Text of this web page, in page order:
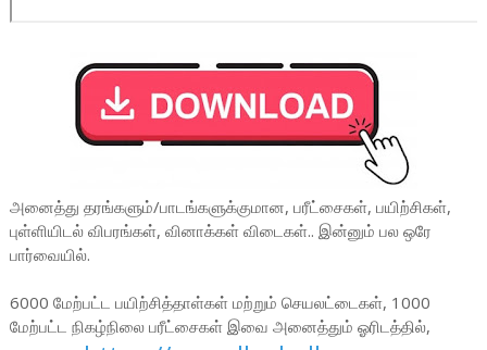
அனைத்து தரங்களும்/பாடங்களுக்குமான, பரீட்சைகள், பயிற்சிகள்,
புள்ளியிடல் விபரங்கள், வினாக்கள் விடைகள்.. இன்னும் பல ஒரே
பார்வையில்.
6000 மேற்பட்ட பயிற்சித்தாள்கள் மற்றும் செயலட்டைகள், 1000
மேற்பட்ட நிகழ்நிலை பரீட்சைகள் இவை அனைத்தும் ஓரிடத்தில்,